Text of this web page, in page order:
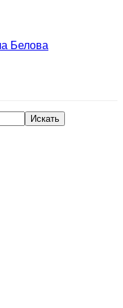
Белова
Искать